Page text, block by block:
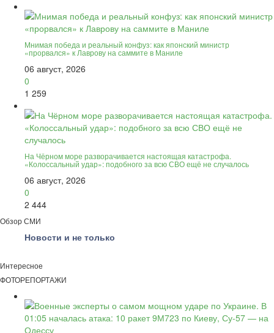
Мнимая победа и реальный конфуз: как японский министр
«прорвался» к Лаврову на саммите в Маниле
06 август, 2026
0
1 259
На Чёрном море разворачивается настоящая катастрофа.
«Колоссальный удар»: подобного за всю СВО ещё не случалось
06 август, 2026
0
2 444
Обзор СМИ
Новости и не только
Интересное
ФОТОРЕПОРТАЖИ